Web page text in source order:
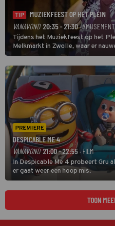
TIP
MUZIEKFEEST OP HET PLEIN
VANAVOND 20:35 - 21:30· AMUSEMENT
Tijdens het Muziekfeest op het
Melkmarkt in Zwolle, waar er
grootste namen zijn André Hazes,
natuurlijk Rutger van Barneveld
PREMIERE
DESPICABLE ME 4
VANAVOND 21:00 - 22:55 · FILM
In Despicable Me 4 probeert Gru
er gaat weer een hoop mis.
TOON